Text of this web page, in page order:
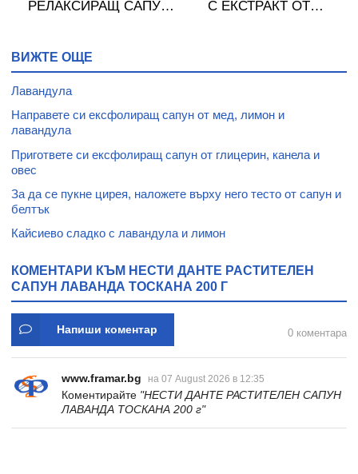
РЕЛАКСИРАЩ САПУН
С ЕКСТРАКТ ОТ
ВИЖТЕ ОЩЕ
Лавандула
Направете си ексфолиращ сапун от мед, лимон и
лавандула
Пригответе си ексфолиращ сапун от глицерин, канела и
овес
За да се пукне цирея, наложете върху него тесто от сапун и
белтък
Кайсиево сладко с лавандула и лимон
КОМЕНТАРИ КЪМ НЕСТИ ДАНТЕ РАСТИТЕЛЕН
САПУН ЛАВАНДА ТОСКАНА 200 Г
Напиши коментар 0 коментара
www.framar.bg на 07 August 2026 в 12:35
Коментирайте "НЕСТИ ДАНТЕ РАСТИТЕЛЕН САПУН
ЛАВАНДА ТОСКАНА 200 г"